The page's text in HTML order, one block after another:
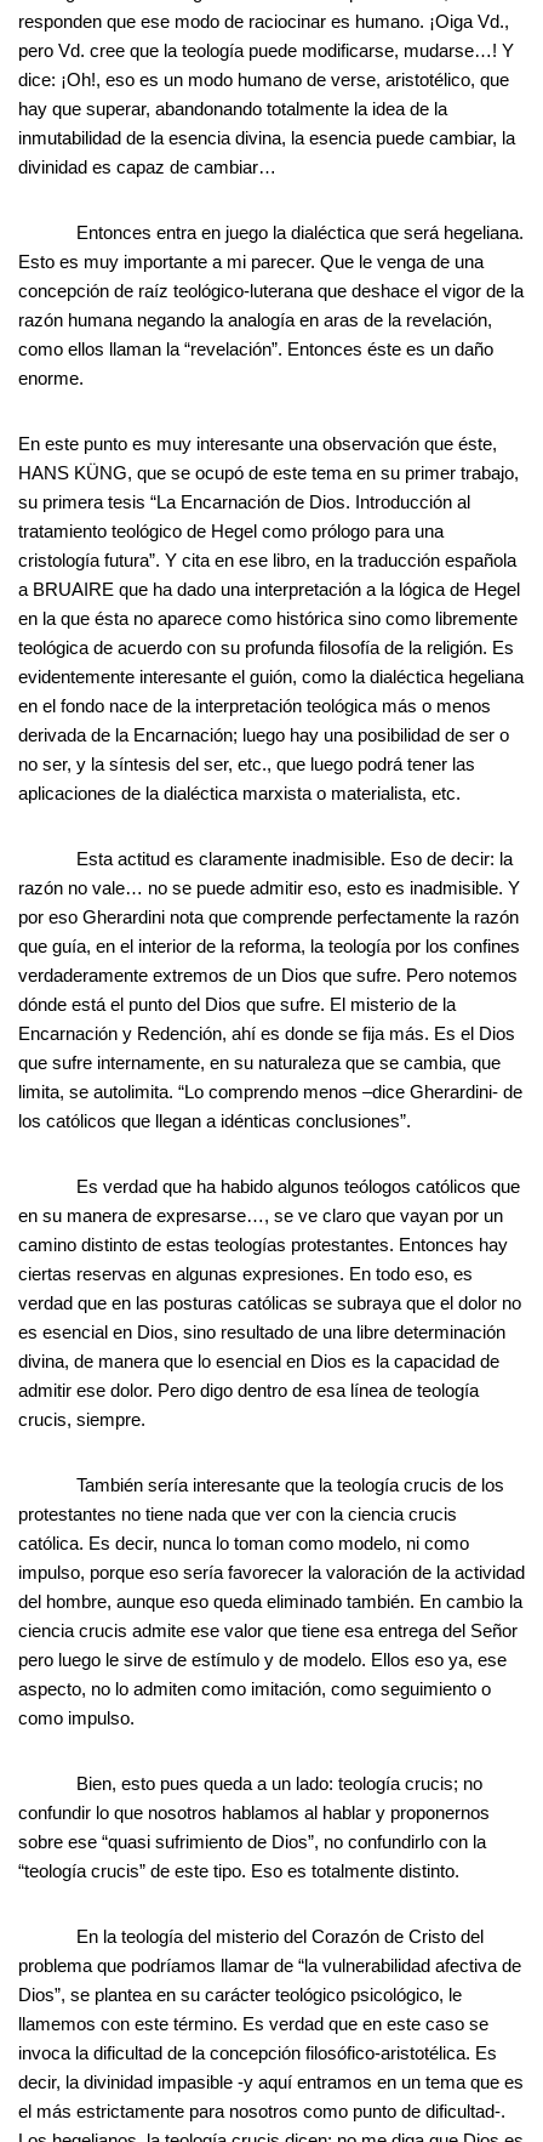
responden que ese modo de raciocinar es humano. ¡Oiga Vd.,
pero Vd. cree que la teología puede modificarse, mudarse…! Y
dice: ¡Oh!, eso es un modo humano de verse, aristotélico, que
hay que superar, abandonando totalmente la idea de la
inmutabilidad de la esencia divina, la esencia puede cambiar, la
divinidad es capaz de cambiar…
Entonces entra en juego la dialéctica que será hegeliana.
Esto es muy importante a mi parecer. Que le venga de una
concepción de raíz teológico-luterana que deshace el vigor de la
razón humana negando la analogía en aras de la revelación,
como ellos llaman la “revelación”. Entonces éste es un daño
enorme.
En este punto es muy interesante una observación que éste,
HANS KÜNG, que se ocupó de este tema en su primer trabajo,
su primera tesis “La Encarnación de Dios. Introducción al
tratamiento teológico de Hegel como prólogo para una
cristología futura”. Y cita en ese libro, en la traducción española
a BRUAIRE que ha dado una interpretación a la lógica de Hegel
en la que ésta no aparece como histórica sino como libremente
teológica de acuerdo con su profunda filosofía de la religión. Es
evidentemente interesante el guión, como la dialéctica hegeliana
en el fondo nace de la interpretación teológica más o menos
derivada de la Encarnación; luego hay una posibilidad de ser o
no ser, y la síntesis del ser, etc., que luego podrá tener las
aplicaciones de la dialéctica marxista o materialista, etc.
Esta actitud es claramente inadmisible. Eso de decir: la
razón no vale… no se puede admitir eso, esto es inadmisible. Y
por eso Gherardini nota que comprende perfectamente la razón
que guía, en el interior de la reforma, la teología por los confines
verdaderamente extremos de un Dios que sufre. Pero notemos
dónde está el punto del Dios que sufre. El misterio de la
Encarnación y Redención, ahí es donde se fija más. Es el Dios
que sufre internamente, en su naturaleza que se cambia, que
limita, se autolimita. “Lo comprendo menos –dice Gherardini- de
los católicos que llegan a idénticas conclusiones”.
Es verdad que ha habido algunos teólogos católicos que
en su manera de expresarse…, se ve claro que vayan por un
camino distinto de estas teologías protestantes. Entonces hay
ciertas reservas en algunas expresiones. En todo eso, es
verdad que en las posturas católicas se subraya que el dolor no
es esencial en Dios, sino resultado de una libre determinación
divina, de manera que lo esencial en Dios es la capacidad de
admitir ese dolor. Pero digo dentro de esa línea de teología
crucis, siempre.
También sería interesante que la teología crucis de los
protestantes no tiene nada que ver con la ciencia crucis
católica. Es decir, nunca lo toman como modelo, ni como
impulso, porque eso sería favorecer la valoración de la actividad
del hombre, aunque eso queda eliminado también. En cambio la
ciencia crucis admite ese valor que tiene esa entrega del Señor
pero luego le sirve de estímulo y de modelo. Ellos eso ya, ese
aspecto, no lo admiten como imitación, como seguimiento o
como impulso.
Bien, esto pues queda a un lado: teología crucis; no
confundir lo que nosotros hablamos al hablar y proponernos
sobre ese “quasi sufrimiento de Dios”, no confundirlo con la
“teología crucis” de este tipo. Eso es totalmente distinto.
En la teología del misterio del Corazón de Cristo del
problema que podríamos llamar de “la vulnerabilidad afectiva de
Dios”, se plantea en su carácter teológico psicológico, le
llamemos con este término. Es verdad que en este caso se
invoca la dificultad de la concepción filosófico-aristotélica. Es
decir, la divinidad impasible -y aquí entramos en un tema que es
el más estrictamente para nosotros como punto de dificultad-.